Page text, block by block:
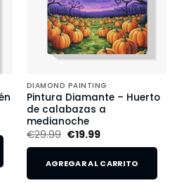
DIAMOND PAINTING
Pintura Diamante – Huerto
de calabazas a
medianoche
€29.99 €19.99
AGREGAR AL CARRITO